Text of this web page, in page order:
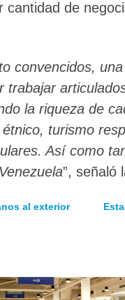
de
convencidos,
trabajar
la riqueza de
turismo
Así como
”, señaló
al exterior